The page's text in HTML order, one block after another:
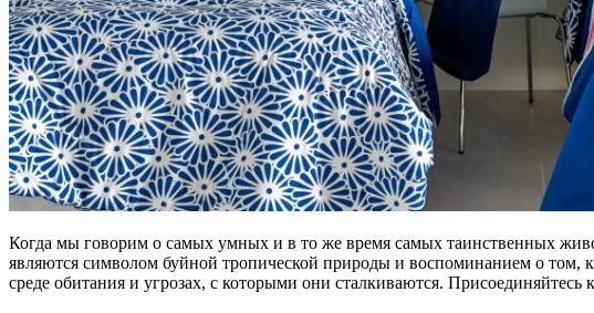
Когда мы говорим о самых умных и в то же время самых таинственных
являются символом буйной тропической природы и воспоминанием о том,
среде обитания и угрозах, с которыми они сталкиваются. Присоединяйтесь